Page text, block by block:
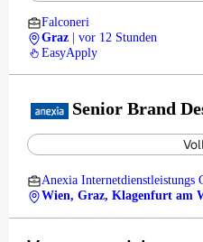
Falconeri
Graz
| vor 12 Stunden
EasyApply
Senior Brand
Anexia Internetdienstleistungs
Wien, Graz, Klagenfurt am